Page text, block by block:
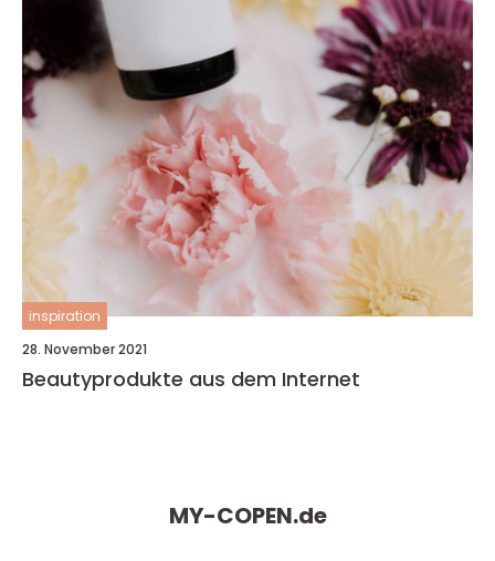
inspiration
28. November 2021
Beautyprodukte aus dem Internet
MY-COPEN.de